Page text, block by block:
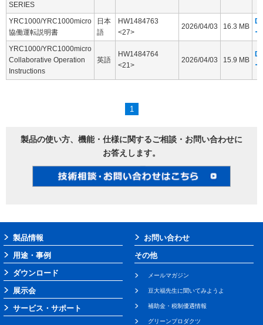
SERIES
YRC1000/YRC1000micro
協働運転説明書
日本
語
HW1484763
<27>
2026/04/03 16.3 MB
YRC1000/YRC1000micro
Collaborative Operation
Instructions
英語
HW1484764
<21>
2026/04/03 15.9 MB
1
製品の使い方、機能・仕様に関するご相談・お問い合わせに
お答えします。
製品情報
用途・事例
ダウンロード
展示会
サービス・サポート
お問い合わせ
その他
メールマガジン
豆大福先生に聞いてみようよ
補助金・税制優遇情報
グリーンプロダクツ